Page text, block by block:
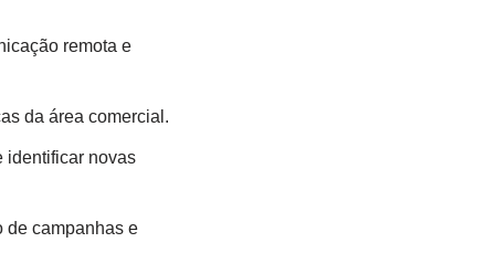
remota e
da área comercial.
identificar novas
de campanhas e